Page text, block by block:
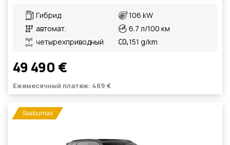
Гибрид
автомат.
четырехприводный
106 kW
6.7 л/100 км
151 g/km
49 490 €
Ежемесячный платеж: 469 €
Saabumas